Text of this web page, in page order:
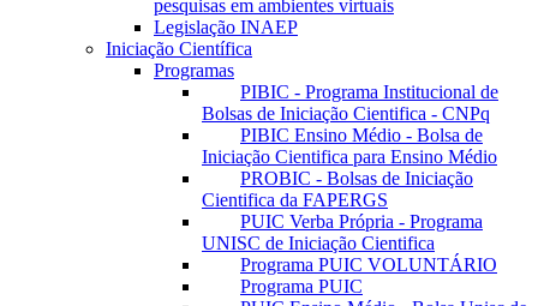
pesquisas em ambientes virtuais
Legislação INAEP
Iniciação Científica
Programas
PIBIC - Programa Institucional de
Bolsas de Iniciação Cientifica - CNPq
PIBIC Ensino Médio - Bolsa de
Iniciação Cientifica para Ensino Médio
PROBIC - Bolsas de Iniciação
Cientifica da FAPERGS
PUIC Verba Própria - Programa
UNISC de Iniciação Cientifica
Programa PUIC VOLUNTÁRIO
Programa PUIC